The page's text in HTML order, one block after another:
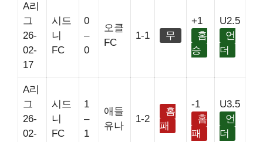
A리
그
26-
02-
17
시드
니
FC
0
–
0
오클
FC
1-1 무
+1
홈
승
U2.5
언
더
A리
그
26-
02-
시드
니
FC
1
–
1
애들
유나
1-2
홈
패
-1
홈
패
U3.5
언
더